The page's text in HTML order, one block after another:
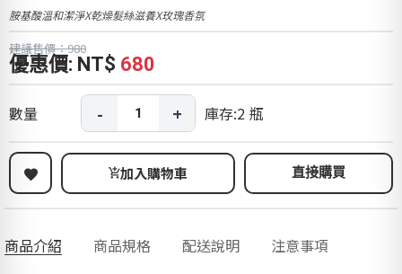
胺基酸溫和潔淨x乾燥髮絲滋養x玫瑰香氛
建議售價：980
優惠價: NT$ 680
數量 - + 庫存:2 瓶
加入購物車 直接購買
商品介紹 商品規格 配送說明
注意事項